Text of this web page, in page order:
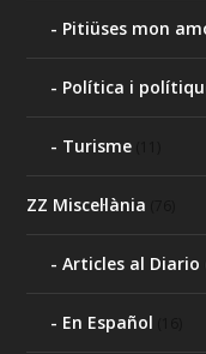
Pitiüses mon
Política i
Turisme
ZZ Miscel·lània
Articles al Diario
En Español